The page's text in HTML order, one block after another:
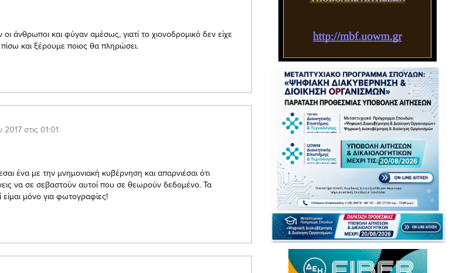
άνθρωποι και φύγαν αμέσως, γιατί το χιονοδρομικό δεν είχε
και ξέρουμε ποιος θα πληρώσει.
στις 01:01
ένα με την μνημονιακή κυβέρνηση και απαρνιέσαι ότι
να σε σεβαστούν αυτοί που σε θεωρούν δεδομένο. Τα
είμαι μόνο για φωτογραφίες!